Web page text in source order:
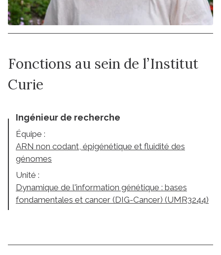
Fonctions au sein de l’Institut
Curie
Ingénieur de recherche
Équipe :
ARN non codant, épigénétique et fluidité des
génomes
Unité :
Dynamique de l'information génétique : bases
fondamentales et cancer (DIG-Cancer) (UMR3244)